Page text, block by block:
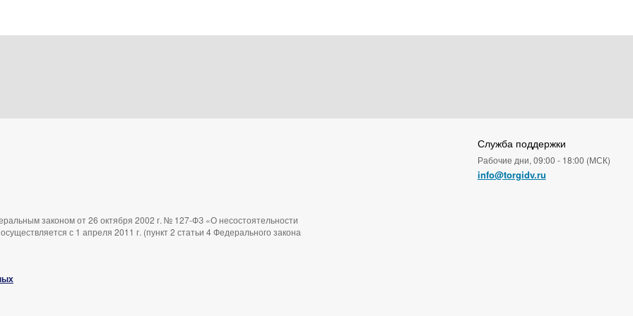
законом от 26 октября 2002 г. № 127-ФЗ «О несостоятельности
с 1 апреля 2011 г. (пункт 2 статьи 4 Федерального закона
Служба поддержки
Рабочие дни, 09:00 - 18:00 (МСК)
info@torgidv.ru